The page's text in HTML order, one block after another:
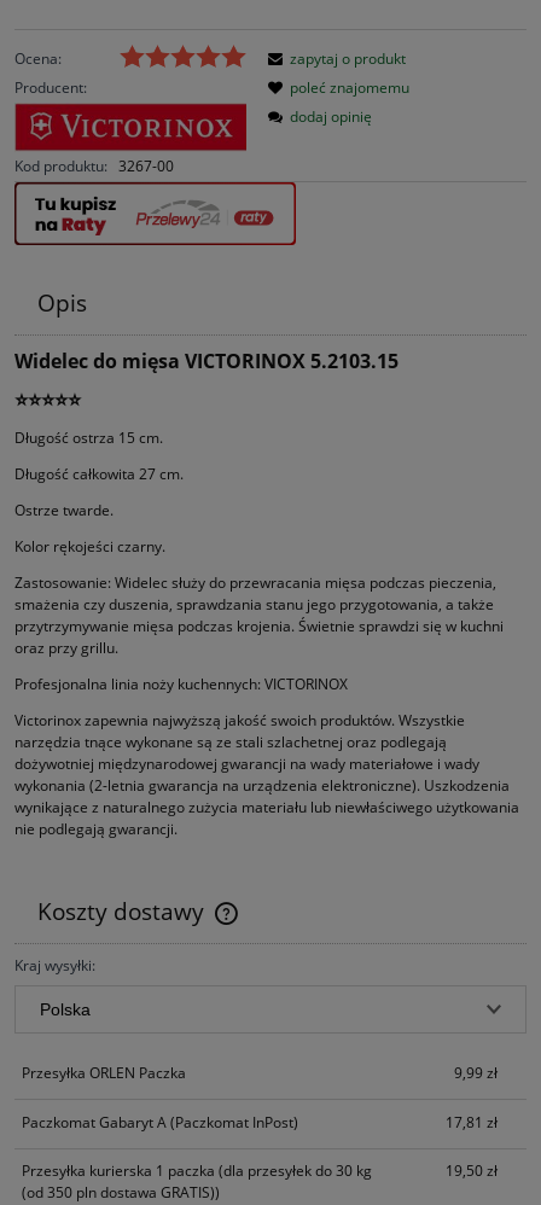
Ocena:
Producent:
Kod produktu: 3267-00
zapytaj o produkt
poleć znajomemu
dodaj opinię
Opis
Widelec do mięsa VICTORINOX 5.2103.15
⭐⭐⭐⭐⭐
Długość ostrza 15 cm.
Długość całkowita 27 cm.
Ostrze twarde.
Kolor rękojeści czarny.
Zastosowanie: Widelec służy do przewracania mięsa podczas pieczenia,
smażenia czy duszenia, sprawdzania stanu jego przygotowania, a także
przytrzymywanie mięsa podczas krojenia. Świetnie sprawdzi się w kuchni
oraz przy grillu.
Profesjonalna linia noży kuchennych: VICTORINOX
Victorinox zapewnia najwyższą jakość swoich produktów. Wszystkie
narzędzia tnące wykonane są ze stali szlachetnej oraz podle­gają
dożywotniej międzynarodowej gwarancji na wady materiałowe i wady
wykonania (2-letnia gwarancja na urządzenia elektro­niczne). Uszkodzenia
wynikające z naturalnego zużycia materiału lub niewłaściwego użytkowania
nie podlegają gwarancji.
Koszty dostawy
Cena nie zawiera ewentualnych kosztów płatności
Kraj wysyłki:
Przesyłka ORLEN Paczka 9,99 zł
Paczkomat Gabaryt A(Paczkomat InPost) 17,81 zł
Przesyłka kurierska 1 paczka (dla przesyłek do 30 kg
(od 350 pln dostawa GRATIS))
19,50 zł